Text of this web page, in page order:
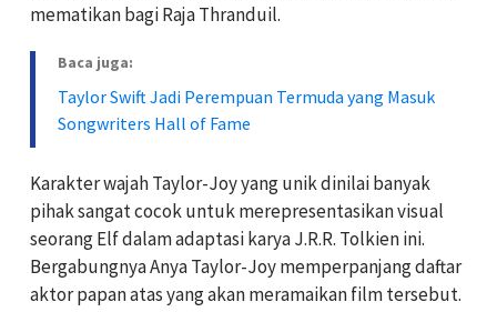
mematikan bagi Raja Thranduil.
Baca juga:
Taylor Swift Jadi Perempuan Termuda yang Masuk
Songwriters Hall of Fame
Karakter wajah Taylor-Joy yang unik dinilai banyak
pihak sangat cocok untuk merepresentasikan visual
seorang Elf dalam adaptasi karya J.R.R. Tolkien ini.
Bergabungnya Anya Taylor-Joy memperpanjang daftar
aktor papan atas yang akan meramaikan film tersebut.